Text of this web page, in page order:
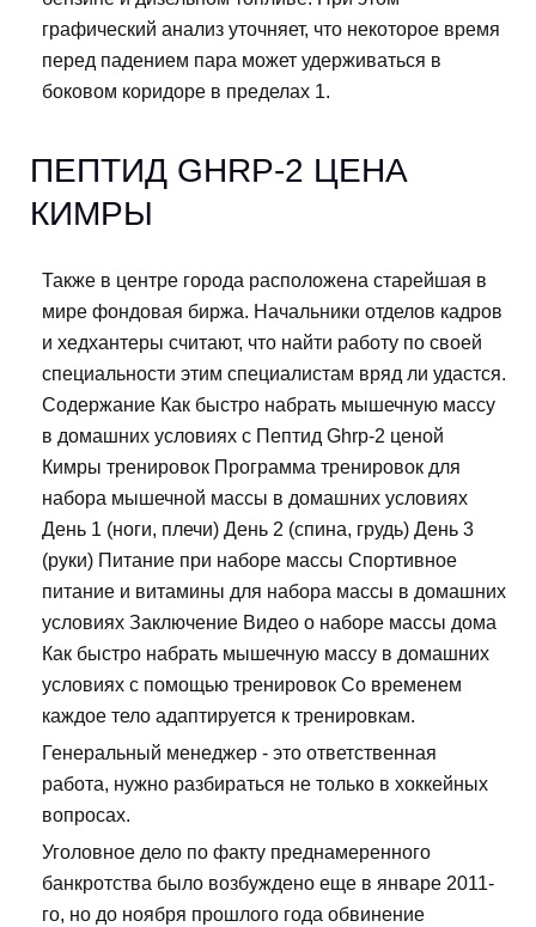
графический анализ уточняет, что некоторое время
перед падением пара может удерживаться в
боковом коридоре в пределах 1.
ПЕПТИД GHRP-2 ЦЕНА
КИМРЫ
Также в центре города расположена старейшая в
мире фондовая биржа. Начальники отделов кадров
и хедхантеры считают, что найти работу по своей
специальности этим специалистам вряд ли удастся.
Содержание Как быстро набрать мышечную массу
в домашних условиях с Пептид Ghrp-2 ценой
Кимры тренировок Программа тренировок для
набора мышечной массы в домашних условиях
День 1 (ноги, плечи) День 2 (спина, грудь) День 3
(руки) Питание при наборе массы Спортивное
питание и витамины для набора массы в домашних
условиях Заключение Видео о наборе массы дома
Как быстро набрать мышечную массу в домашних
условиях с помощью тренировок Со временем
каждое тело адаптируется к тренировкам.
Генеральный менеджер - это ответственная
работа, нужно разбираться не только в хоккейных
вопросах.
Уголовное дело по факту преднамеренного
банкротства было возбуждено еще в январе 2011-
го, но до ноября прошлого года обвинение